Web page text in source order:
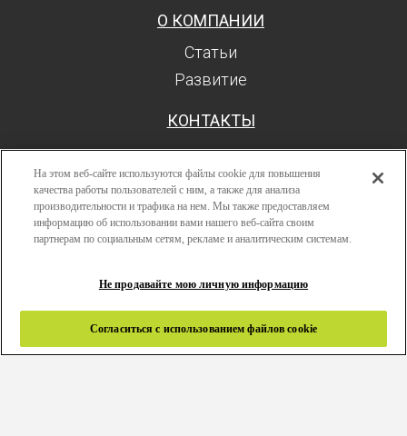
О КОМПАНИИ
Статьи
Развитие
КОНТАКТЫ
Поиск
Авторизоваться
Развитие
Правила и условия
На этом веб-сайте используются файлы cookie для повышения
качества работы пользователей с ним, а также для анализа
производительности и трафика на нем. Мы также предоставляем
информацию об использовании вами нашего веб-сайта своим
партнерам по социальным сетям, рекламе и аналитическим системам.
Не продавайте мою личную информацию
Согласиться с использованием файлов cookie